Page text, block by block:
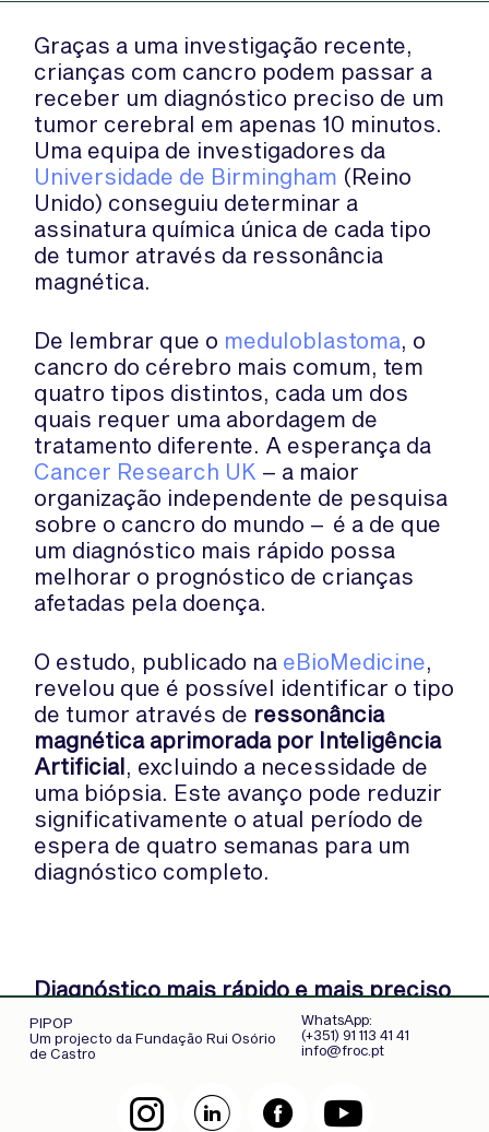
Graças a uma investigação recente,
crianças com cancro podem passar a
receber um diagnóstico preciso de um
tumor cerebral em apenas 10 minutos.
Uma equipa de investigadores da
Universidade de Birmingham (Reino
Unido) conseguiu determinar a
assinatura química única de cada tipo
de tumor através da ressonância
magnética.
De lembrar que o meduloblastoma, o
cancro do cérebro mais comum, tem
quatro tipos distintos, cada um dos
quais requer uma abordagem de
tratamento diferente. A esperança da
Cancer Research UK – a maior
organização independente de pesquisa
sobre o cancro do mundo – é a de que
um diagnóstico mais rápido possa
melhorar o prognóstico de crianças
afetadas pela doença.
O estudo, publicado na eBioMedicine,
revelou que é possível identificar o tipo
de tumor através de ressonância
magnética aprimorada por Inteligência
Artificial, excluindo a necessidade de
uma biópsia. Este avanço pode reduzir
significativamente o atual período de
espera de quatro semanas para um
diagnóstico completo.
Diagnóstico mais rápido e mais preciso
“Podemos curar algumas pessoas com
Quanto mais cedo pudermos iniciar o
tratamento mais eficaz, melhores
PIPOP
Um projecto da Fundação Rui Osório
de Castro
WhatsApp:
(+351) 91 113 41 41
info@froc.pt